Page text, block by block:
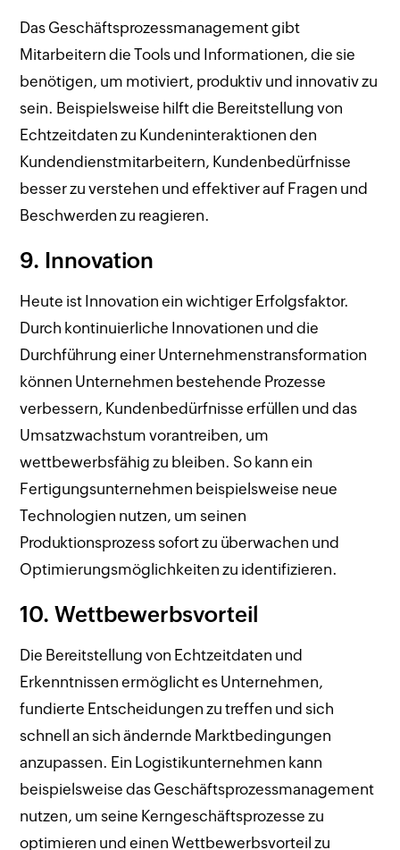
Das Geschäftsprozessmanagement gibt
Mitarbeitern die Tools und Informationen, die sie
benötigen, um motiviert, produktiv und innovativ zu
sein. Beispielsweise hilft die Bereitstellung von
Echtzeitdaten zu Kundeninteraktionen den
Kundendienstmitarbeitern, Kundenbedürfnisse
besser zu verstehen und effektiver auf Fragen und
Beschwerden zu reagieren.
9. Innovation
Heute ist Innovation ein wichtiger Erfolgsfaktor.
Durch kontinuierliche Innovationen und die
Durchführung einer Unternehmenstransformation
können Unternehmen bestehende Prozesse
verbessern, Kundenbedürfnisse erfüllen und das
Umsatzwachstum vorantreiben, um
wettbewerbsfähig zu bleiben. So kann ein
Fertigungsunternehmen beispielsweise neue
Technologien nutzen, um seinen
Produktionsprozess sofort zu überwachen und
Optimierungsmöglichkeiten zu identifizieren.
10. Wettbewerbsvorteil
Die Bereitstellung von Echtzeitdaten und
Erkenntnissen ermöglicht es Unternehmen,
fundierte Entscheidungen zu treffen und sich
schnell an sich ändernde Marktbedingungen
anzupassen. Ein Logistikunternehmen kann
beispielsweise das Geschäftsprozessmanagement
nutzen, um seine Kerngeschäftsprozesse zu
optimieren und einen Wettbewerbsvorteil zu